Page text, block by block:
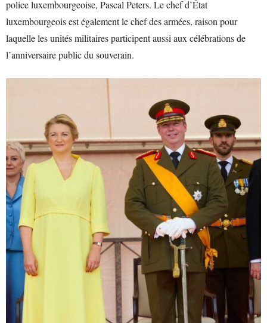
police luxembourgeoise, Pascal Peters. Le chef d’État
luxembourgeois est également le chef des armées, raison pour
laquelle les unités militaires participent aussi aux célébrations de
l’anniversaire public du souverain.